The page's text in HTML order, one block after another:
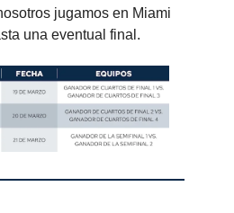
jugamos en Miami
una eventual final.